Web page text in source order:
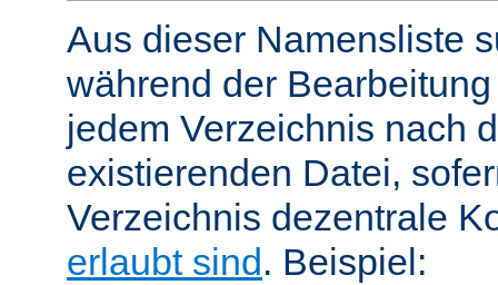
Aus dieser Namensliste
während der
jedem Verzeichnis nach
existierenden Datei,
Verzeichnis dezentrale
erlaubt sind . Beispiel: